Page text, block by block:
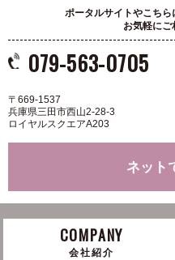
ポータルサイトやこち
お気軽にご
079-563-0705
〒669-1537
兵庫県三田市西山2-28-3
ロイヤルスクエアA203
ネット
COMPANY
会社紹介